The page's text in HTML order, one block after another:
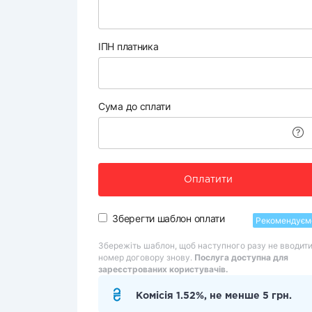
ІПН платника
Сума до сплати
Оплатити
Зберегти шаблон оплати
Збережіть шаблон, щоб наступного разу не вводити
номер договору знову. Послуга доступна для
зареєстрованих користувачів.
Комісія 1.52%, не менше 5 грн.